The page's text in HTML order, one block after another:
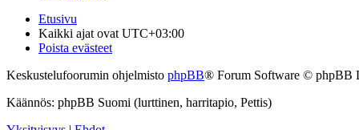
Etusivu
Kaikki ajat ovat UTC+03:00
Poista evästeet
Keskustelufoorumin ohjelmisto phpBB® Forum Software © phpBB
Käännös: phpBB Suomi (lurttinen, harritapio, Pettis)